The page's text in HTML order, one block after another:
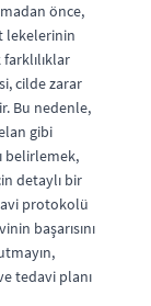
önce,
lekelerinin
cilde zarar
Bu nedenle,
gibi
belirlemek,
detaylı bir
protokolü
başarısını
tedavi planı